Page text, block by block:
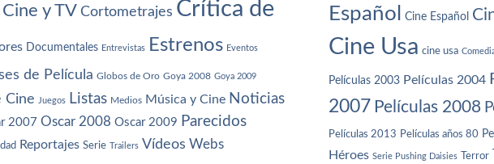
Cine y TV Cortometrajes Crítica de
Documentales Entrevistas Estrenos Eventos
de Película Globos de Oro Goya 2008 Goya 2009
Cine Juegos Listas Medios Música y Cine Noticias
2007 Oscar 2008 Oscar 2009 Parecidos
Reportajes Serie Trailers Vídeos Webs
Español Cine Español
Cine Usa cine usa
Películas 2003 Películas 2004
2007 Películas 2008
Películas 2013 Películas años 80
Héroes Serie Pushing Daisies Terror